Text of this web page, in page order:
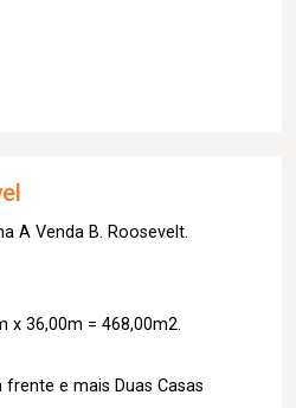
A Venda B. Roosevelt.
x 36,00m = 468,00m2.
e mais Duas Casas